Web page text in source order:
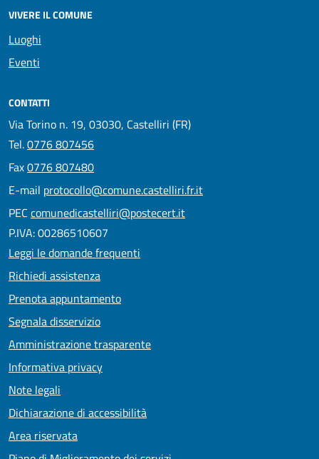
VIVERE IL COMUNE
Luoghi
Eventi
CONTATTI
Via Torino n. 19, 03030, Castelliri (FR)
Tel.0776 807456
Fax0776 807480
E-mail protocollo@comune.castelliri.fr.it
PEC comunedicastelliri@postecert.it
P.IVA: 00286510607
Leggi le domande frequenti
Richiedi assistenza
Prenota appuntamento
Segnala disservizio
Amministrazione trasparente
Informativa privacy
Note legali
Dichiarazione di accessibilità
Area riservata